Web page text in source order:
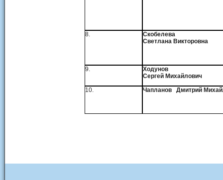
8.
Скобелева
Светлана Викторовна
9.
Ходунов
Сергей Михайлович
10.
Чапланов Дмитрий